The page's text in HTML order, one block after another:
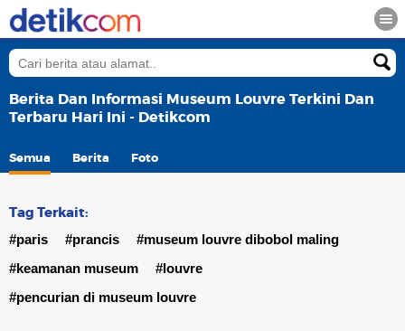
Berita Dan Informasi Museum Louvre Terkini Dan
Terbaru Hari Ini - Detikcom
Semua Berita Foto
Tag Terkait:
#paris #prancis
#museum louvre dibobol maling
#keamanan museum
#louvre
#pencurian di museum louvre